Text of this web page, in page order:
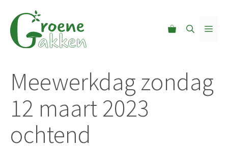
naar
Meewerkdag zondag
12 maart 2023
ochtend